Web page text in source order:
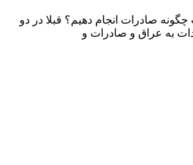
صادرات انجام دهیم؟ قبلا در دو
به عراق و صادرات و